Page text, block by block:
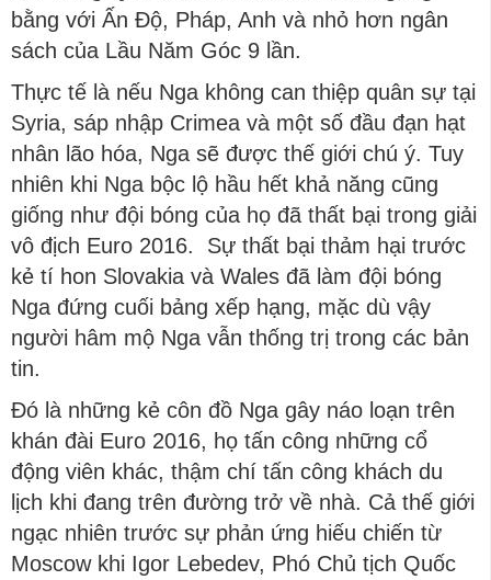
bằng với Ấn Độ, Pháp, Anh và nhỏ hơn ngân
sách của Lầu Năm Góc 9 lần.
Thực tế là nếu Nga không can thiệp quân sự tại
Syria, sáp nhập Crimea và một số đầu đạn hạt
nhân lão hóa, Nga sẽ được thế giới chú ý. Tuy
nhiên khi Nga bộc lộ hầu hết khả năng cũng
giống như đội bóng của họ đã thất bại trong giải
vô địch Euro 2016. Sự thất bại thảm hại trước
kẻ tí hon Slovakia và Wales đã làm đội bóng
Nga đứng cuối bảng xếp hạng, mặc dù vậy
người hâm mộ Nga vẫn thống trị trong các bản
tin.
Đó là những kẻ côn đồ Nga gây náo loạn trên
khán đài Euro 2016, họ tấn công những cổ
động viên khác, thậm chí tấn công khách du
lịch khi đang trên đường trở về nhà. Cả thế giới
ngạc nhiên trước sự phản ứng hiếu chiến từ
Moscow khi Igor Lebedev, Phó Chủ tịch Quốc